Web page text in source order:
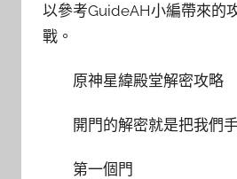
以參考GuideAH小編帶來的
戰。
原神星緯殿堂解密攻略
開門的解密就是把我們
第一個門